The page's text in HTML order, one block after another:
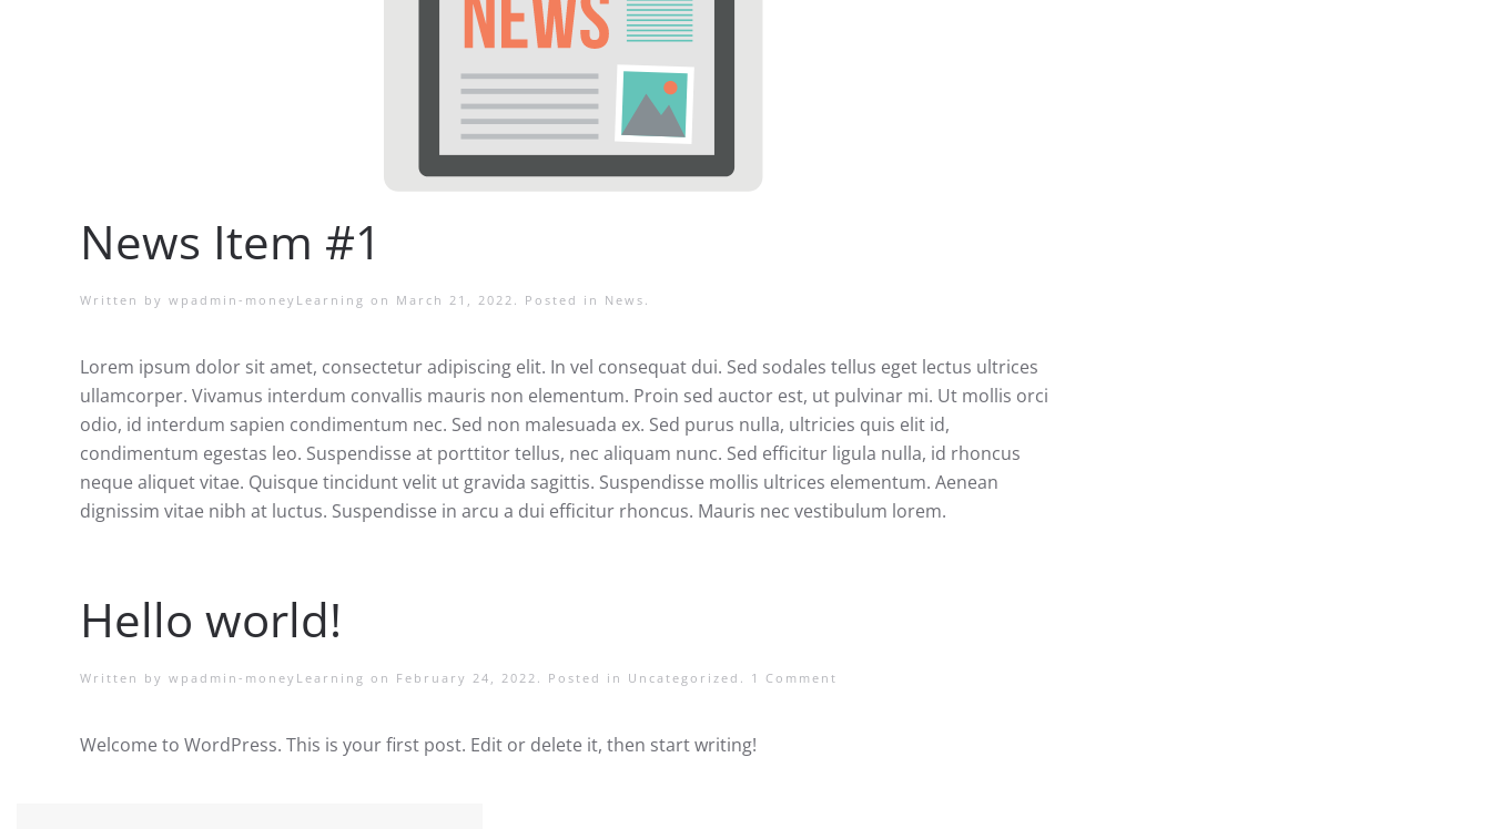
News Item #1
Written by wpadmin-moneyLearning on March 21, 2022 . Posted in News .
Lorem ipsum dolor sit amet, consectetur adipiscing elit. In vel consequat dui. Sed sodales tellus eget lectus ultrices
ullamcorper. Vivamus interdum convallis mauris non elementum. Proin sed auctor est, ut pulvinar mi. Ut mollis orci
odio, id interdum sapien condimentum nec. Sed non malesuada ex. Sed purus nulla, ultricies quis elit id,
condimentum egestas leo. Suspendisse at porttitor tellus, nec aliquam nunc. Sed efficitur ligula nulla, id rhoncus
neque aliquet vitae. Quisque tincidunt velit ut gravida sagittis. Suspendisse mollis ultrices elementum. Aenean
dignissim vitae nibh at luctus. Suspendisse in arcu a dui efficitur rhoncus. Mauris nec vestibulum lorem.
Hello world!
Written by wpadmin-moneyLearning on February 24, 2022 . Posted in Uncategorized . 1 Comment
Welcome to WordPress. This is your first post. Edit or delete it, then start writing!